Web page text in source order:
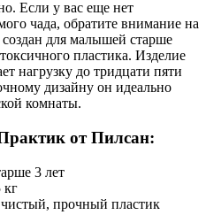
Если у вас еще нет
чада, обратите внимание на
для малышей старше
пластика. Изделие
нагрузку до тридцати пяти
дизайну он идеально
комнаты.
от Пилсан:
3 лет
кг
чистый, прочный пластик